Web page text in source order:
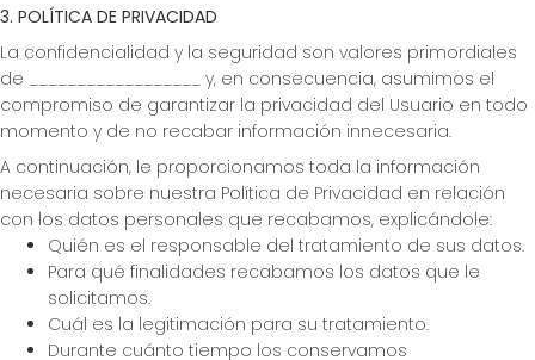
3. POLÍTICA DE PRIVACIDAD
La confidencialidad y la seguridad son valores primordiales
de __________________ y, en consecuencia, asumimos el
compromiso de garantizar la privacidad del Usuario en todo
momento y de no recabar información innecesaria.
A continuación, le proporcionamos toda la información
necesaria sobre nuestra Política de Privacidad en relación
con los datos personales que recabamos, explicándole:
Quién es el responsable del tratamiento de sus datos.
Para qué finalidades recabamos los datos que le
solicitamos.
Cuál es la legitimación para su tratamiento.
Durante cuánto tiempo los conservamos